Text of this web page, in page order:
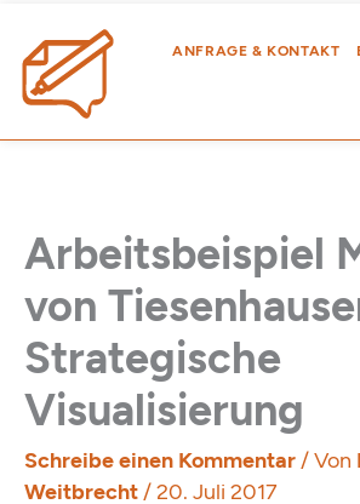
Inhalt
springen
ANFRAGE & KONTAKT
Arbeitsbeispiel
von
Strategische
Visualisierung
Schreibe einen Kommentar/ Von
Weitbrecht/20. Juli 2017